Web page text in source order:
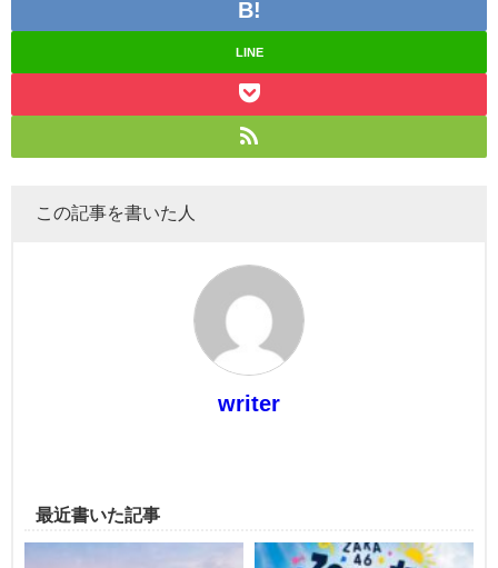
LINE
この記事を書いた人
writer
最近書いた記事